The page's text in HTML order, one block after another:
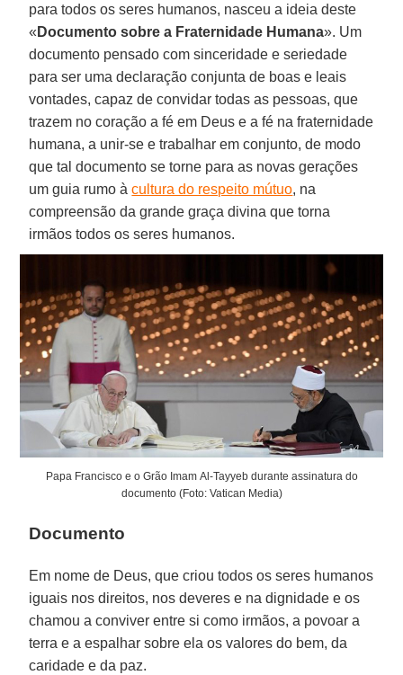
para todos os seres humanos, nasceu a ideia deste
« Documento sobre a Fraternidade Humana». Um
documento pensado com sinceridade e seriedade
para ser uma declaração conjunta de boas e leais
vontades, capaz de convidar todas as pessoas, que
trazem no coração a fé em Deus e a fé na fraternidade
humana, a unir-se e trabalhar em conjunto, de modo
que tal documento se torne para as novas gerações
um guia rumo àcultura do respeito mútuo, na
compreensão da grande graça divina que torna
irmãos todos os seres humanos.
Papa Francisco e o Grão Imam Al-Tayyeb durante assinatura do
documento (Foto: Vatican Media)
Documento
Em nome de Deus, que criou todos os seres humanos
iguais nos direitos, nos deveres e na dignidade e os
chamou a conviver entre si como irmãos, a povoar a
terra e a espalhar sobre ela os valores do bem, da
caridade e da paz.